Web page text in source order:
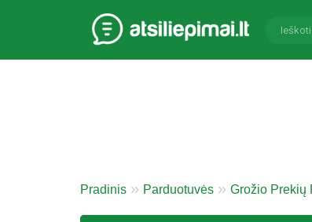
Pradinis Parduotuvės Grožio Prekių